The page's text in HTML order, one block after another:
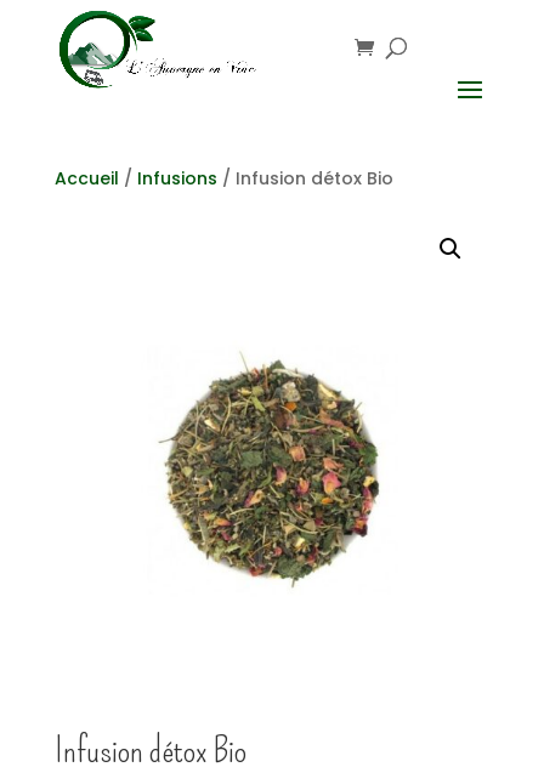
Accueil / Infusions / Infusion détox Bio
Infusion détox Bio